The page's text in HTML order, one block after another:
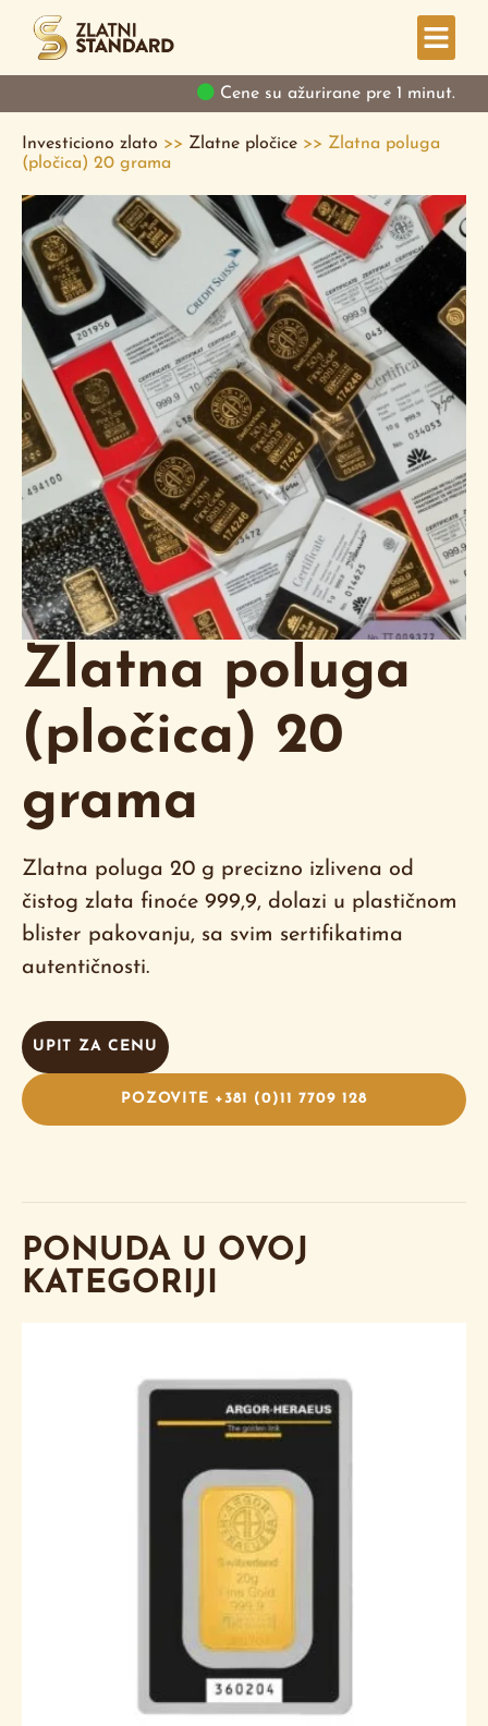
Cene su ažurirane pre 1 minut.
Investiciono zlato >> Zlatne pločice >> Zlatna poluga
(pločica) 20 grama
Zlatna poluga
(pločica) 20
grama
Zlatna poluga 20 g precizno izlivena od
čistog zlata finoće 999,9, dolazi u plastičnom
blister pakovanju, sa svim sertifikatima
autentičnosti.
UPIT ZA CENU
POZOVITE +381 (0)11 7709 128
PONUDA U OVOJ
KATEGORIJI